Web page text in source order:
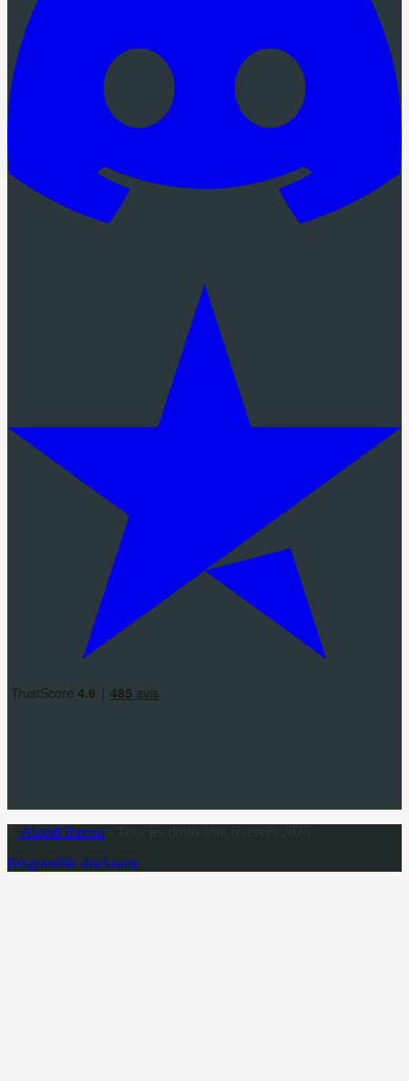
Airsoft Bazaar- Tous les droits sont réservés 2026
Responsible disclosure